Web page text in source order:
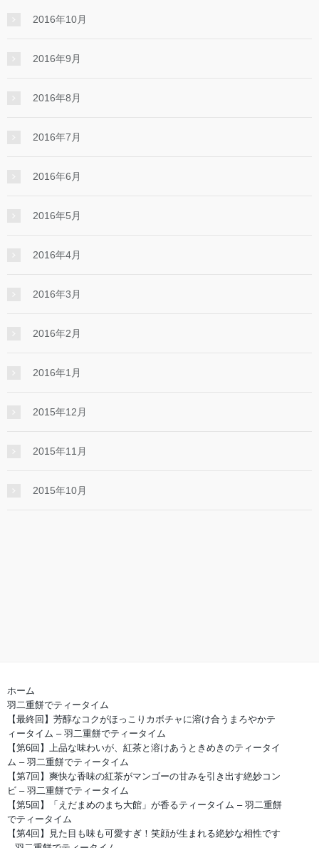
2016年10月
2016年9月
2016年8月
2016年7月
2016年6月
2016年5月
2016年4月
2016年3月
2016年2月
2016年1月
2015年12月
2015年11月
2015年10月
ホーム
羽二重餅でティータイム
【最終回】芳醇なコクがほっこりカボチャに溶け合うまろやかテ
ィータイム – 羽二重餅でティータイム
【第6回】上品な味わいが、紅茶と溶けあうときめきのティータイ
ム – 羽二重餅でティータイム
【第7回】爽快な香味の紅茶がマンゴーの甘みを引き出す絶妙コン
ビ – 羽二重餅でティータイム
【第5回】「えだまめのまち大館」が香るティータイム – 羽二重餅
でティータイム
【第4回】見た目も味も可愛すぎ！笑顔が生まれる絶妙な相性です